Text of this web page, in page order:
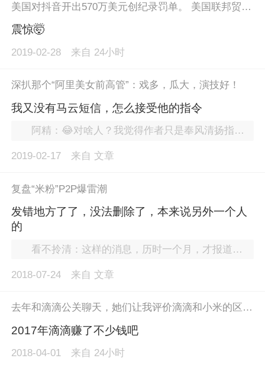
美国对抖音开出570万美元创纪录罚单。 美国联邦贸易委员会表示，抖音海外版 Musical.ly （即TikTok，抖音海外版）已同意支付570万美元（近3812万人民币）的罚金，用来解决公司非法收集儿童信息的指控。这一罚款金额也创下美国儿童隐私案件最大民事罚款记录。指控显示，TikTok在未征得父母同意之前非法收集了13岁以下儿童的姓名、电子邮件地址和其他信息，这侵犯了美国《儿童在线隐私保护法》（COPPA）。 TikTok随后也在一份声明中称，根据联邦贸易委员会的指导，公司目前正在做出改变以更好地适应美国的年轻用户。从周三开始，新老用户都将被引导到适合年龄的环境中。这款面向年轻用户的应用今后不再允许分享个人信息，而且在内容和用户互动方面的限制也会进一步“升级”。
震惊🤯
2019-02-28 来自 24小时
深扒那个“阿里美女前高管”：戏多，瓜大，演技好！
我又没有马云短信，怎么接受他的指令
阿精：😂对啥人？我觉得作者只是奉风清扬指令写点洗地稿而已。
2019-02-17 来自 文章
复盘“米粉”P2P爆雷潮
发错地方了了，没法删除了，本来说另外一个人
的
看不拎清：这样的消息，历时一个月，才报道出来，在微博和知乎对于有关消息各种限流、删帖 直到前天才有财经媒体正式发声 这种现象，背后如果没有某企对于舆论的强力控制，是不可能的 佩服某企……
2018-07-24 来自 文章
去年和滴滴公关聊天，她们让我评价滴滴和小米的区别，我说小米是有可能躺着挣钱的，滴滴则暂时看不出这种可能性。这两天美团进场后滴滴的失态，可见一斑。
2017年滴滴赚了不少钱吧
2018-04-01 来自 24小时